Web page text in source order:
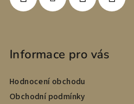
Informace pro vás
Hodnocení obchodu
Obchodní podmínky